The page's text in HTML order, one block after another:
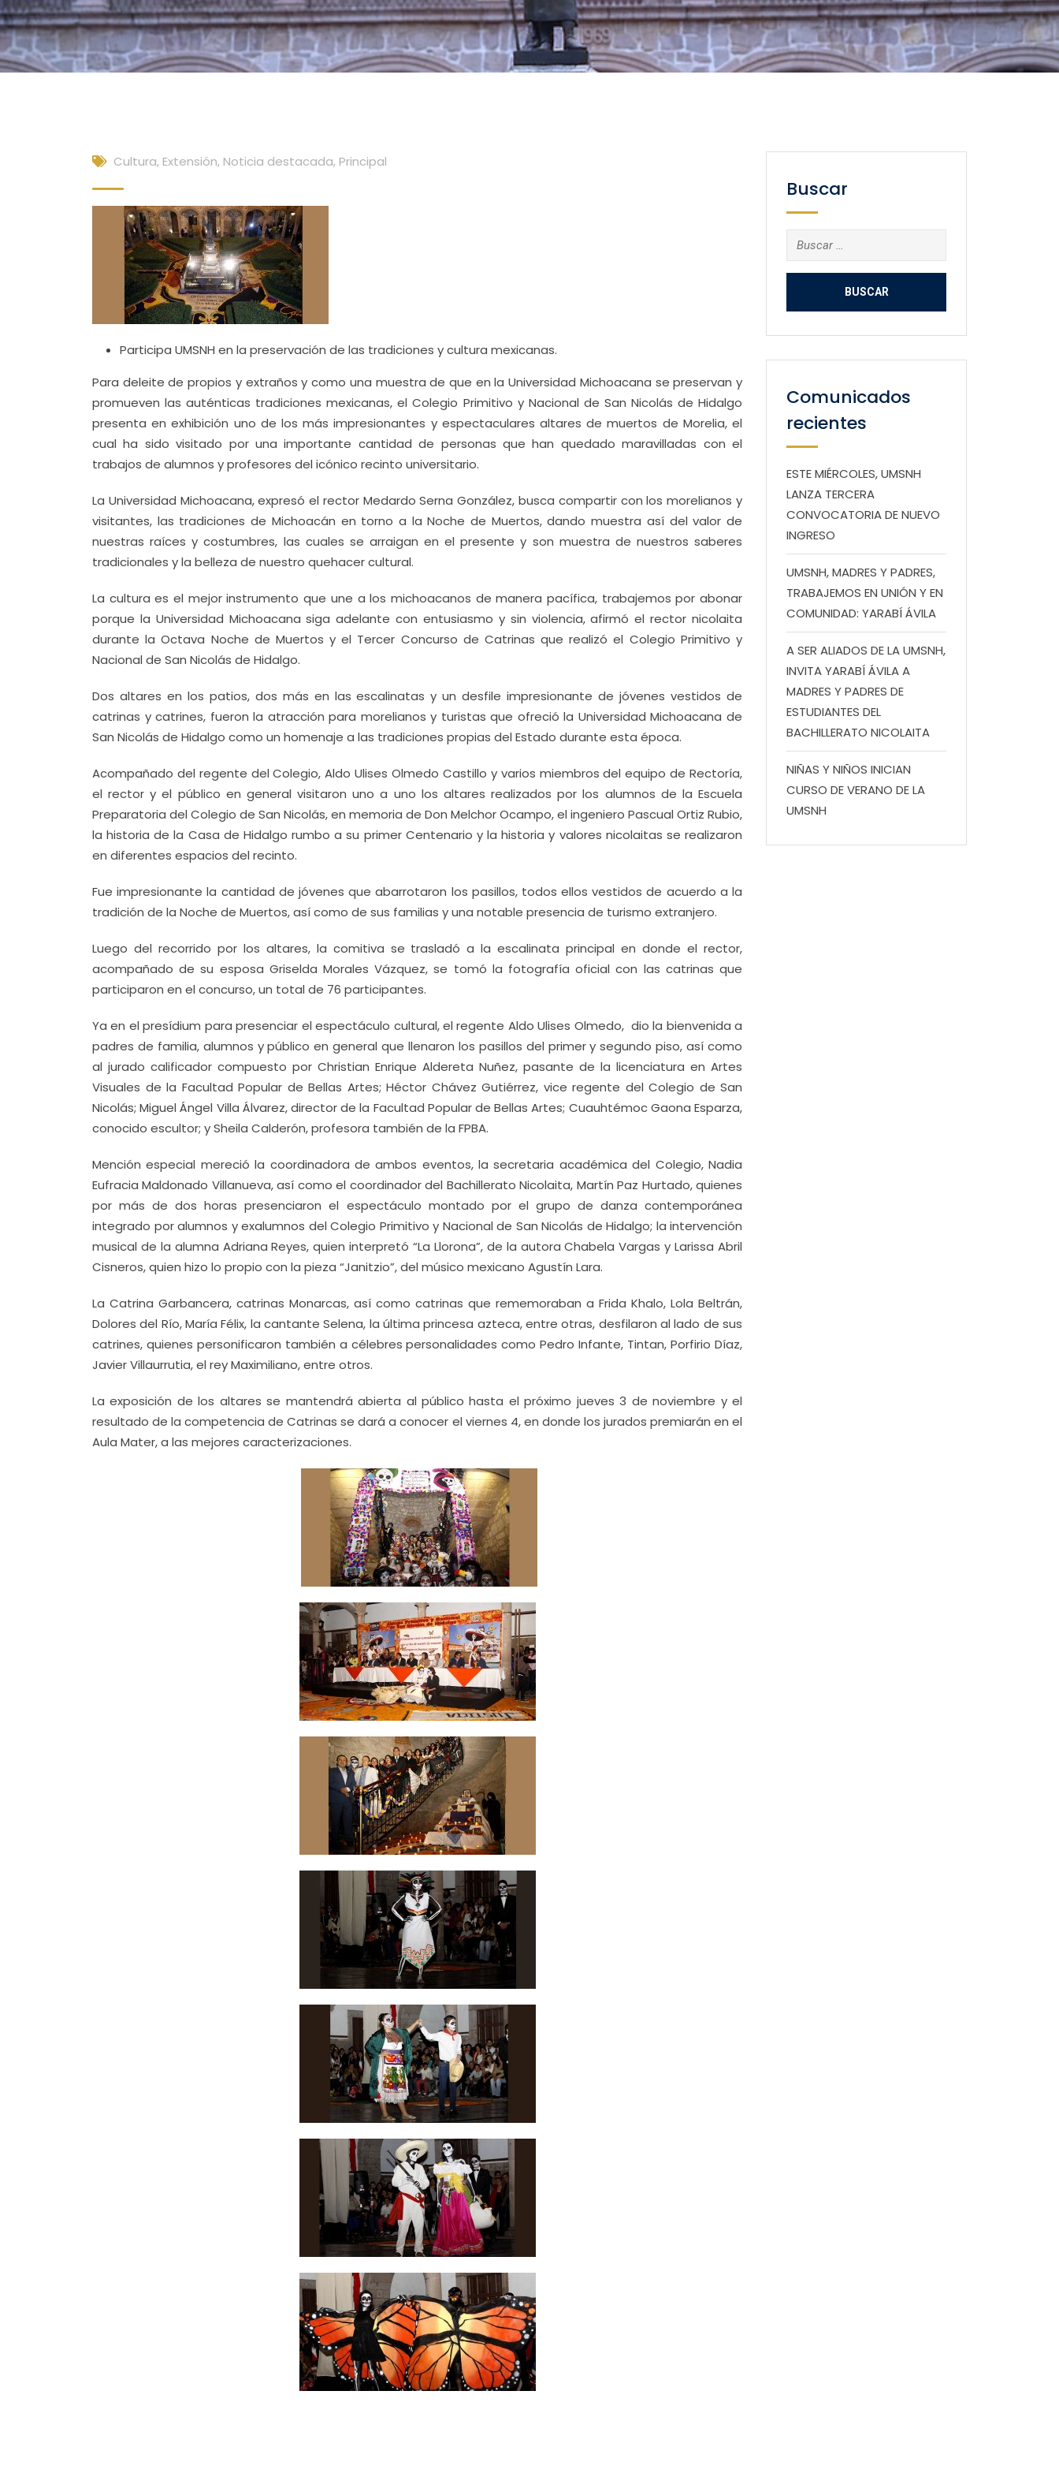
Cultura, Extensión, Noticia destacada, Principal
Participa UMSNH en la preservación de las tradiciones y cultura mexicanas.
Para deleite de propios y extraños y como una muestra de que en la Universidad Michoacana se preservan y
promueven las auténticas tradiciones mexicanas, el Colegio Primitivo y Nacional de San Nicolás de Hidalgo
presenta en exhibición uno de los más impresionantes y espectaculares altares de muertos de Morelia, el
cual ha sido visitado por una importante cantidad de personas que han quedado maravilladas con el
trabajos de alumnos y profesores del icónico recinto universitario.
La Universidad Michoacana, expresó el rector Medardo Serna González, busca compartir con los morelianos y
visitantes, las tradiciones de Michoacán en torno a la Noche de Muertos, dando muestra así del valor de
nuestras raíces y costumbres, las cuales se arraigan en el presente y son muestra de nuestros saberes
tradicionales y la belleza de nuestro quehacer cultural.
La cultura es el mejor instrumento que une a los michoacanos de manera pacífica, trabajemos por abonar
porque la Universidad Michoacana siga adelante con entusiasmo y sin violencia, afirmó el rector nicolaita
durante la Octava Noche de Muertos y el Tercer Concurso de Catrinas que realizó el Colegio Primitivo y
Nacional de San Nicolás de Hidalgo.
Dos altares en los patios, dos más en las escalinatas y un desfile impresionante de jóvenes vestidos de
catrinas y catrines, fueron la atracción para morelianos y turistas que ofreció la Universidad Michoacana de
San Nicolás de Hidalgo como un homenaje a las tradiciones propias del Estado durante esta época.
Acompañado del regente del Colegio, Aldo Ulises Olmedo Castillo y varios miembros del equipo de Rectoría,
el rector y el público en general visitaron uno a uno los altares realizados por los alumnos de la Escuela
Preparatoria del Colegio de San Nicolás, en memoria de Don Melchor Ocampo, el ingeniero Pascual Ortiz Rubio,
la historia de la Casa de Hidalgo rumbo a su primer Centenario y la historia y valores nicolaitas se realizaron
en diferentes espacios del recinto.
Fue impresionante la cantidad de jóvenes que abarrotaron los pasillos, todos ellos vestidos de acuerdo a la
tradición de la Noche de Muertos, así como de sus familias y una notable presencia de turismo extranjero.
Luego del recorrido por los altares, la comitiva se trasladó a la escalinata principal en donde el rector,
acompañado de su esposa Griselda Morales Vázquez, se tomó la fotografía oficial con las catrinas que
participaron en el concurso, un total de 76 participantes.
Ya en el presídium para presenciar el espectáculo cultural, el regente Aldo Ulises Olmedo, dio la bienvenida a
padres de familia, alumnos y público en general que llenaron los pasillos del primer y segundo piso, así como
al jurado calificador compuesto por Christian Enrique Aldereta Nuñez, pasante de la licenciatura en Artes
Visuales de la Facultad Popular de Bellas Artes; Héctor Chávez Gutiérrez, vice regente del Colegio de San
Nicolás; Miguel Ángel Villa Álvarez, director de la Facultad Popular de Bellas Artes; Cuauhtémoc Gaona Esparza,
conocido escultor; y Sheila Calderón, profesora también de la FPBA.
Mención especial mereció la coordinadora de ambos eventos, la secretaria académica del Colegio, Nadia
Eufracia Maldonado Villanueva, así como el coordinador del Bachillerato Nicolaita, Martín Paz Hurtado, quienes
por más de dos horas presenciaron el espectáculo montado por el grupo de danza contemporánea
integrado por alumnos y exalumnos del Colegio Primitivo y Nacional de San Nicolás de Hidalgo; la intervención
musical de la alumna Adriana Reyes, quien interpretó “La Llorona”, de la autora Chabela Vargas y Larissa Abril
Cisneros, quien hizo lo propio con la pieza “Janitzio”, del músico mexicano Agustín Lara.
La Catrina Garbancera, catrinas Monarcas, así como catrinas que rememoraban a Frida Khalo, Lola Beltrán,
Dolores del Río, María Félix, la cantante Selena, la última princesa azteca, entre otras, desfilaron al lado de sus
catrines, quienes personificaron también a célebres personalidades como Pedro Infante, Tintan, Porfirio Díaz,
Javier Villaurrutia, el rey Maximiliano, entre otros.
La exposición de los altares se mantendrá abierta al público hasta el próximo jueves 3 de noviembre y el
resultado de la competencia de Catrinas se dará a conocer el viernes 4, en donde los jurados premiarán en el
Aula Mater, a las mejores caracterizaciones.
Buscar
Buscar:
Comunicados
recientes
ESTE MIÉRCOLES, UMSNH
LANZA TERCERA
CONVOCATORIA DE NUEVO
INGRESO
UMSNH, MADRES Y PADRES,
TRABAJEMOS EN UNIÓN Y EN
COMUNIDAD: YARABÍ ÁVILA
A SER ALIADOS DE LA UMSNH,
INVITA YARABÍ ÁVILA A
MADRES Y PADRES DE
ESTUDIANTES DEL
BACHILLERATO NICOLAITA
NIÑAS Y NIÑOS INICIAN
CURSO DE VERANO DE LA
UMSNH